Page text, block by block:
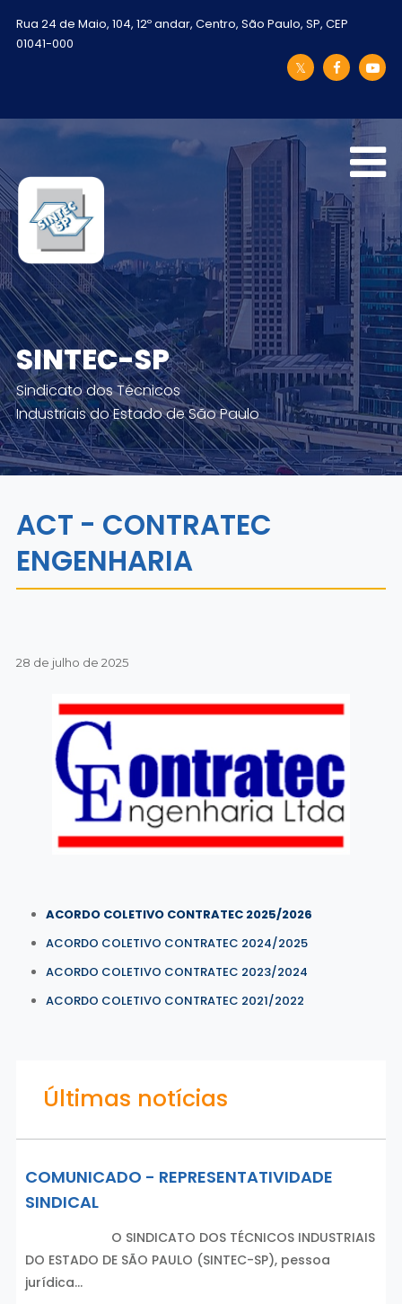
Rua 24 de Maio, 104, 12º andar, Centro, São Paulo, SP, CEP
01041-000
SINTEC-SP
Sindicato dos Técnicos
Industriais do Estado de São Paulo
ACT - CONTRATEC
ENGENHARIA
28 de julho de 2025
ACORDO COLETIVO CONTRATEC 2025/2026
ACORDO COLETIVO CONTRATEC 2024/2025
ACORDO COLETIVO CONTRATEC 2023/2024
ACORDO COLETIVO CONTRATEC 2021/2022
Últimas notícias
COMUNICADO - REPRESENTATIVIDADE
SINDICAL
O SINDICATO DOS TÉCNICOS INDUSTRIAIS
DO ESTADO DE SÃO PAULO (SINTEC-SP), pessoa
jurídica…